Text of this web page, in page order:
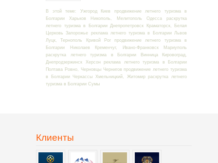
В этой теме: Ужгород Киев продвижение летнего туризма в
Болгарии Харьков Никополь, Мелитополь Одесса раскрутка
летнего туризма в Болгарии Днепропетровск Краматорск, Белая
Церковь Запорожье реклама летнего туризма в Болгарии Львов
Луцк, Тернополь Кривой Рог продвижение летнего туризма в
Болгарии Николаев Кременчуг, Ивано-Франковск Мариуполь
раскрутка летнего туризма в Болгарии Винница Кировоград,
Днепродзержинск Херсон реклама летнего туризма в Болгарии
Полтава Ровно, Черновцы Чернигов продвижение летнего туризма
в Болгарии Черкассы Хмельницкий, Житомир раскрутка летнего
туризма в Болгарии Сумы
Клиенты